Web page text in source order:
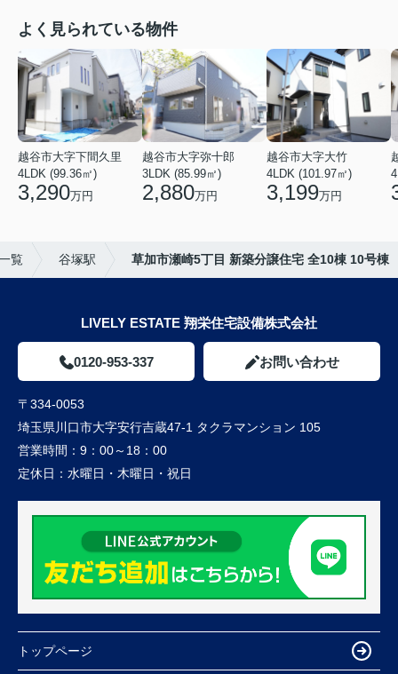
よく見られている物件
越谷市大字下間久里
4LDK (99.36㎡)
3,290万円
越谷市大字弥十郎
3LDK (85.99㎡)
2,880万円
越谷市大字大竹
4LDK (101.97㎡)
3,199万円
覧 谷塚駅 草加市瀬崎5丁目 新築分譲住宅 全10棟 10号棟
LIVELY ESTATE 翔栄住宅設備株式会社
0120-953-337 お問い合わせ
〒334-0053
埼玉県川口市大字安行吉蔵47-1 タクラマンション 105
営業時間： 9：00～18：00
定休日： 水曜日・木曜日・祝日
トップページ